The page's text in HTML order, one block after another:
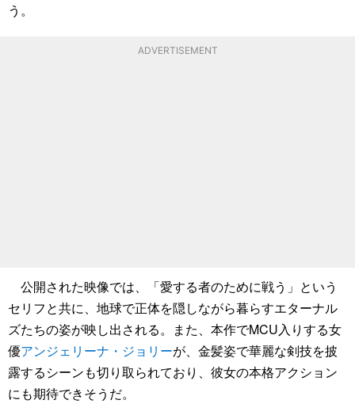
う。
ADVERTISEMENT
公開された映像では、「愛する者のために戦う」という
セリフと共に、地球で正体を隠しながら暮らすエターナル
ズたちの姿が映し出される。また、本作でMCU入りする女
優アンジェリーナ・ジョリーが、金髪姿で華麗な剣技を披
露するシーンも切り取られており、彼女の本格アクション
にも期待できそうだ。